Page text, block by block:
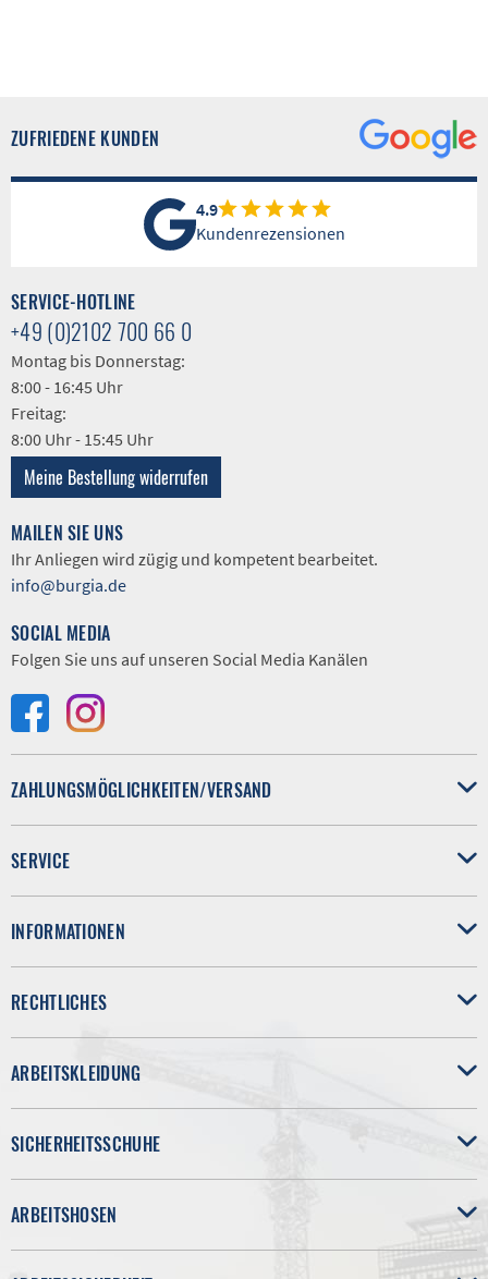
ZUFRIEDENE KUNDEN
4.9
Kundenrezensionen
SERVICE-HOTLINE
+49 (0)2102 700 66 0
Montag bis Donnerstag:
8:00 - 16:45 Uhr
Freitag:
8:00 Uhr - 15:45 Uhr
Meine Bestellung widerrufen
MAILEN SIE UNS
Ihr Anliegen wird zügig und kompetent bearbeitet.
info@burgia.de
SOCIAL MEDIA
Folgen Sie uns auf unseren Social Media Kanälen
ZAHLUNGSMÖGLICHKEITEN/VERSAND
SERVICE
INFORMATIONEN
RECHTLICHES
ARBEITSKLEIDUNG
SICHERHEITSSCHUHE
ARBEITSHOSEN